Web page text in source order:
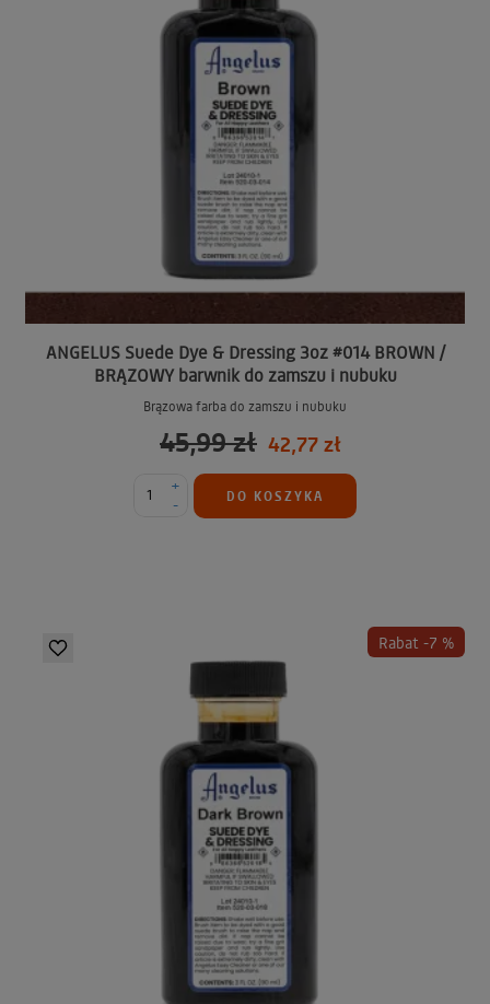
ANGELUS Suede Dye & Dressing 3oz #014 BROWN /
BRĄZOWY barwnik do zamszu i nubuku
Brązowa farba do zamszu i nubuku
45,99 zł 42,77 zł
-
+
DO KOSZYKA
Rabat -7 %